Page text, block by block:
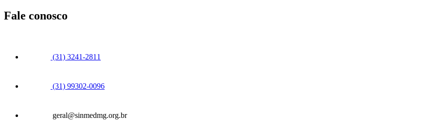
Fale conosco
(31) 3241-2811
(31) 99302-0096
geral@sinmedmg.org.br